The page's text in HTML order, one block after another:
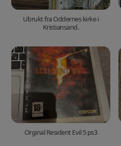
Ubrukt fra Oddernes kirke i
Kristiansand.
Orginal Resident Evil 5 ps3